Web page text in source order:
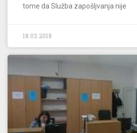
tome da Služba zapošljvanja nije
18.03.2018